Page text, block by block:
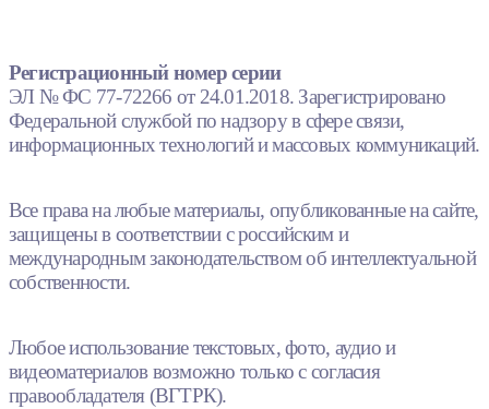
Регистрационный номер серии
ЭЛ № ФС 77-72266 от 24.01.2018. Зарегистрировано
Федеральной службой по надзору в сфере связи,
информационных технологий и массовых коммуникаций.
Все права на любые материалы, опубликованные на сайте,
защищены в соответствии с российским и
международным законодательством об интеллектуальной
собственности.
Любое использование текстовых, фото, аудио и
видеоматериалов возможно только с согласия
правообладателя (ВГТРК).